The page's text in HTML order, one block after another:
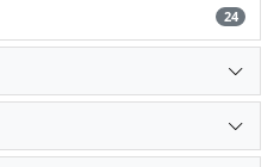
24